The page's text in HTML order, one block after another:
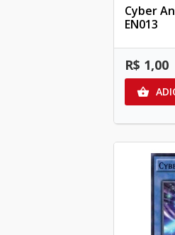
Cyber
EN013
R$ 1,00
